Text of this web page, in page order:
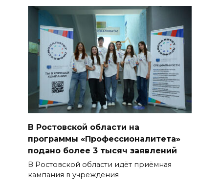
В Ростовской области на
программы «Профессионалитета»
подано более 3 тысяч заявлений
В Ростовской области идёт приёмная
кампания в учреждения